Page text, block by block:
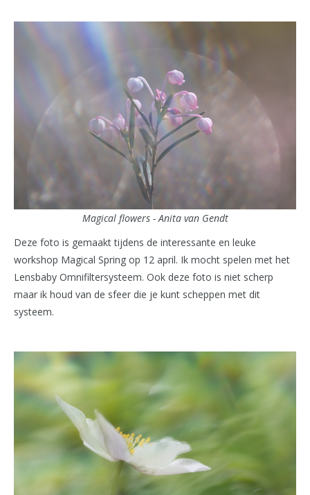
Magical flowers - Anita van Gendt
Deze foto is gemaakt tijdens de interessante en leuke
workshop Magical Spring op 12 april. Ik mocht spelen met het
Lensbaby Omnifiltersysteem. Ook deze foto is niet scherp
maar ik houd van de sfeer die je kunt scheppen met dit
systeem.